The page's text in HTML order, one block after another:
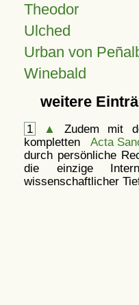
Theodor
Ulched
Urban von
Winebald
weitere
1 ▲
Zudem mit
kompletten Acta
durch persönliche
die einzige
wissenschaftlicher